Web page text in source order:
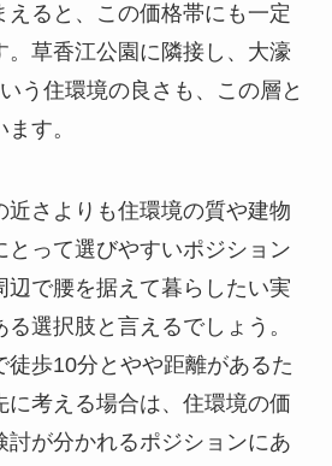
えると、この価格帯にも一定
。草香江公園に隣接し、大濠
う住環境の良さも、この層と
す。
近さよりも住環境の質や建物
とって選びやすいポジション
辺で腰を据えて暮らしたい実
選択肢と言えるでしょう。
徒歩10分とやや距離があるた
に考える場合は、住環境の価
討が分かれるポジションにあ